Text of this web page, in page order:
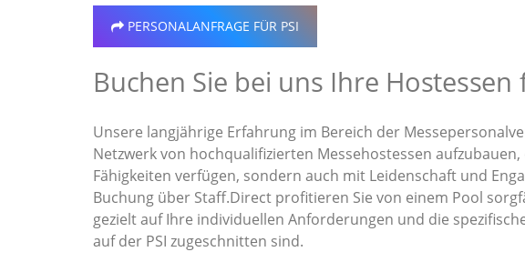
PERSONALANFRAGE FÜR PSI
Buchen Sie bei uns Ihre Hostessen
Unsere langjährige Erfahrung im Bereich der
Netzwerk von hochqualifizierten Messehostessen
Fähigkeiten verfügen, sondern auch mit Leidenschaft und
Buchung über Staff.Direct profitieren Sie von einem Pool
gezielt auf Ihre individuellen Anforderungen und die
auf der PSI zugeschnitten sind.